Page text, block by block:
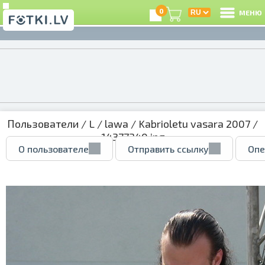
0 МЕНЮ
Пользователи / L / lawa / Kabrioletu vasara 2007 /
14377340.jpg
О пользователе Отправить ссылку